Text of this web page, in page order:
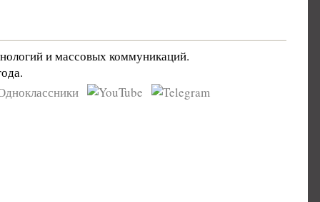
и массовых коммуникаций.